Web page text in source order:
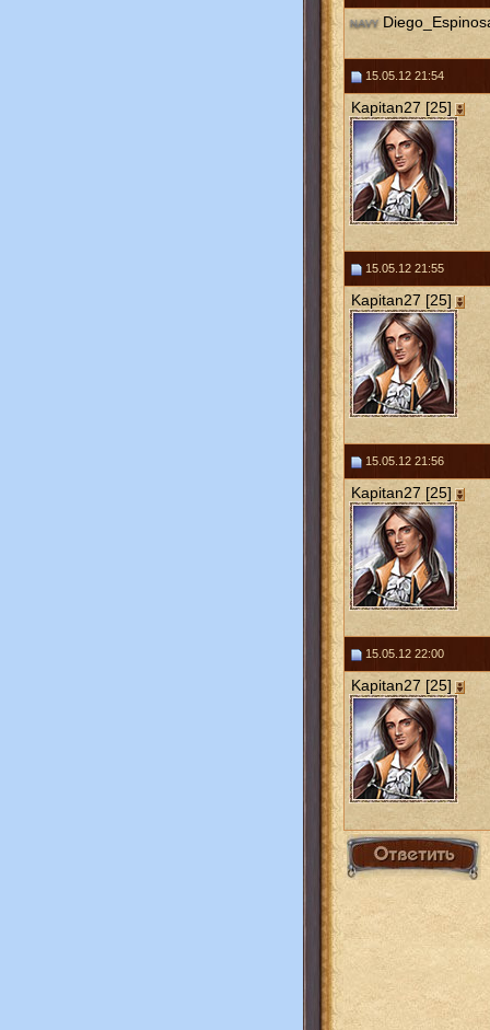
15.05.12 21:54
Kapitan27 [25]
15.05.12 21:55
Kapitan27 [25]
15.05.12 21:56
Kapitan27 [25]
15.05.12 22:00
Kapitan27 [25]